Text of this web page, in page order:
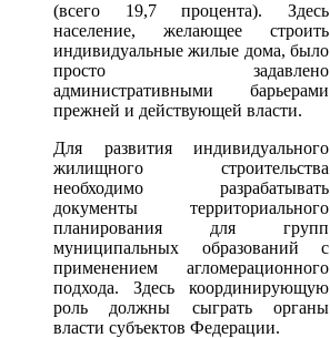
(всего 19,7 процента). Здесь
население, желающее строить
индивидуальные жилые дома, было
просто задавлено
административными барьерами
прежней и действующей власти.
Для развития индивидуального
жилищного строительства
необходимо разрабатывать
документы территориального
планирования для групп
муниципальных образований с
применением агломерационного
подхода. Здесь координирующую
роль должны сыграть органы
власти субъектов Федерации.